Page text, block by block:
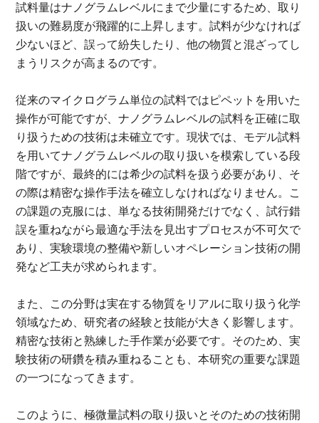
試料量はナノグラムレベルにまで少量にするため、取り
扱いの難易度が飛躍的に上昇します。試料が少なければ
少ないほど、誤って紛失したり、他の物質と混ざってし
まうリスクが高まるのです。
従来のマイクログラム単位の試料ではピペットを用いた
操作が可能ですが、ナノグラムレベルの試料を正確に取
り扱うための技術は未確立です。現状では、モデル試料
を用いてナノグラムレベルの取り扱いを模索している段
階ですが、最終的には希少の試料を扱う必要があり、そ
の際は精密な操作手法を確立しなければなりません。こ
の課題の克服には、単なる技術開発だけでなく、試行錯
誤を重ねながら最適な手法を見出すプロセスが不可欠で
あり、実験環境の整備や新しいオペレーション技術の開
発など工夫が求められます。
また、この分野は実在する物質をリアルに取り扱う化学
領域なため、研究者の経験と技能が大きく影響します。
精密な技術と熟練した手作業が必要です。そのため、実
験技術の研鑽を積み重ねることも、本研究の重要な課題
の一つになってきます。
このように、極微量試料の取り扱いとそのための技術開